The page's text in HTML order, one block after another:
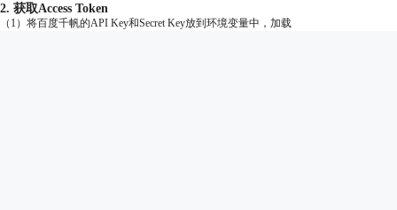
2. 获取Access Token
（1）将百度千帆的API Key和Secret Key放到环境变量中，加载